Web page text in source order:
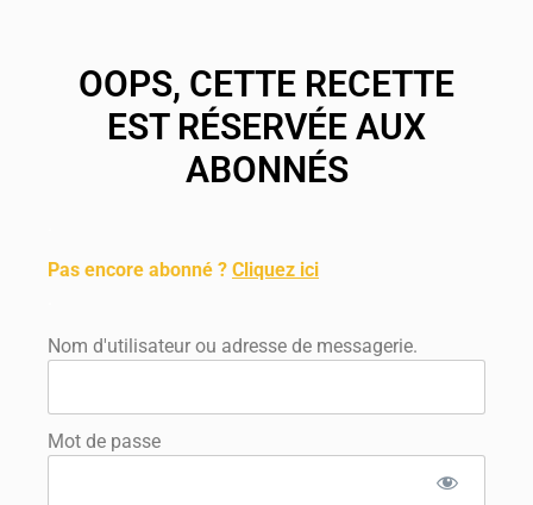
OOPS, CETTE RECETTE
EST RÉSERVÉE AUX
ABONNÉS
Pas encore abonné ? Cliquez ici
Nom d'utilisateur ou adresse de messagerie.
Mot de passe